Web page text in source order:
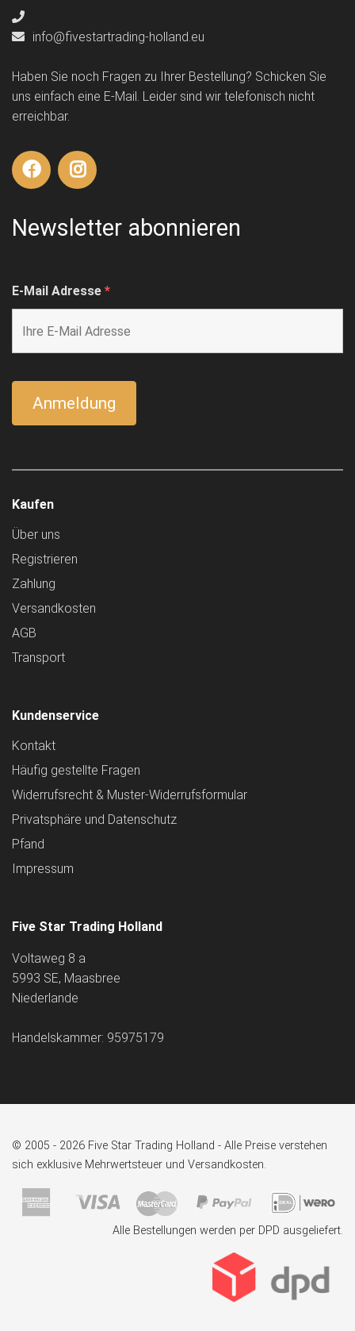
info@fivestartrading-holland.eu
Haben Sie noch Fragen zu Ihrer Bestellung? Schicken Sie
uns einfach eine E-Mail. Leider sind wir telefonisch nicht
erreichbar.
Newsletter abonnieren
E-Mail Adresse *
Kaufen
Über uns
Registrieren
Zahlung
Versandkosten
AGB
Transport
Kundenservice
Kontakt
Häufig gestellte Fragen
Widerrufsrecht & Muster-Widerrufsformular
Privatsphäre und Datenschutz
Pfand
Impressum
Five Star Trading Holland
Voltaweg 8 a
5993 SE, Maasbree
Niederlande
Handelskammer: 95975179
© 2005 - 2026 Five Star Trading Holland - Alle Preise verstehen
sich exklusive Mehrwertsteuer und Versandkosten.
Alle Bestellungen werden per DPD ausgeliefert.